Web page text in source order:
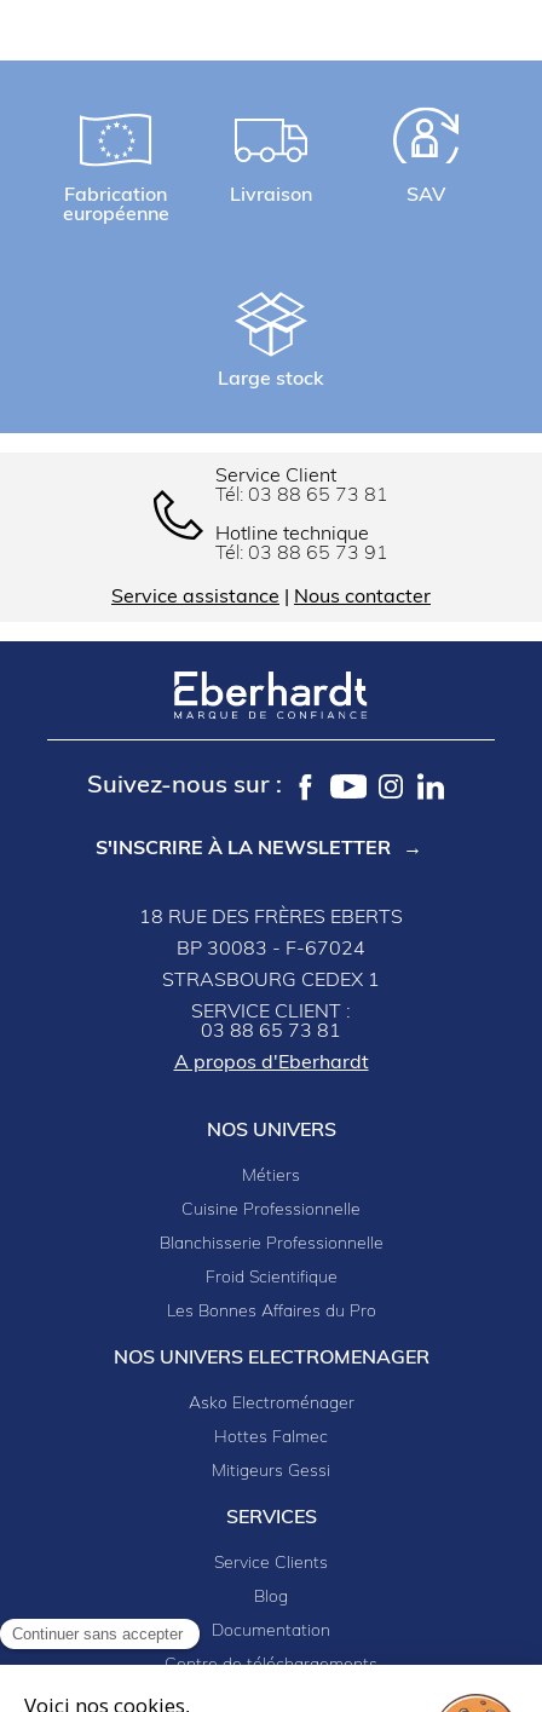
Continuer sans accepter
Voici nos cookies,
Fabrication
européenne
Livraison SAV
Large stock
Service Client
Tél: 03 88 65 73 81
Hotline technique
Tél: 03 88 65 73 91
Service assistance Nous contacter
Suivez-nous sur :
S'INSCRIRE À LA NEWSLETTER
18 RUE DES FRÈRES EBERTS
BP 30083 - F-67024
STRASBOURG CEDEX 1
SERVICE CLIENT :
03 88 65 73 81
A propos d'Eberhardt
NOS UNIVERS
Métiers
Cuisine Professionnelle
Blanchisserie Professionnelle
Froid Scientifique
Les Bonnes Affaires du Pro
NOS UNIVERS ELECTROMENAGER
Asko Electroménager
Hottes Falmec
Mitigeurs Gessi
SERVICES
Service Clients
Blog
Documentation
Centre de téléchargements